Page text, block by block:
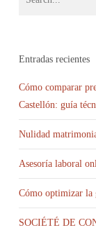
Entradas recientes
Cómo comparar
Castellón: guía
Nulidad
Asesoría laboral
Cómo optimizar la
SOCIÉTÉ DE